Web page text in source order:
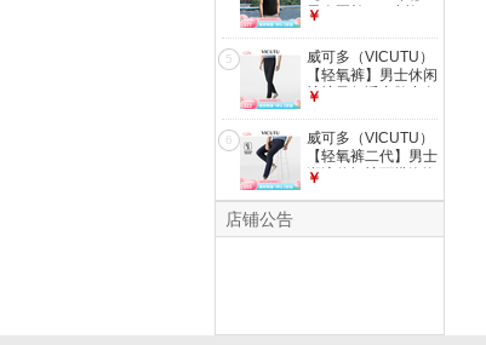
男春夏棉Polo衫短
L
￥
5
威可多（VICUTU）
【轻氧裤】男士休闲
裤裤子舒适亲肤商务
￥
6
威可多（VICUTU）
【轻氧裤二代】男士
潮流休闲裤百搭泡泡
￥
店铺公告